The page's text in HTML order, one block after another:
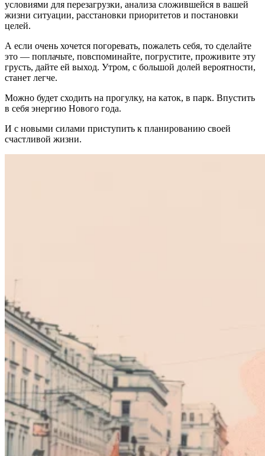
условиями для перезагрузки, анализа сложившейся в вашей
жизни ситуации, расстановки приоритетов и постановки
целей.
А если очень хочется погоревать, пожалеть себя, то сделайте
это — поплачьте, повспоминайте, погрустите, проживите эту
грусть, дайте ей выход. Утром, с большой долей вероятности,
станет легче.
Можно будет сходить на прогулку, на каток, в парк. Впустить
в себя энергию Нового года.
И с новыми силами приступить к планированию своей
счастливой жизни.